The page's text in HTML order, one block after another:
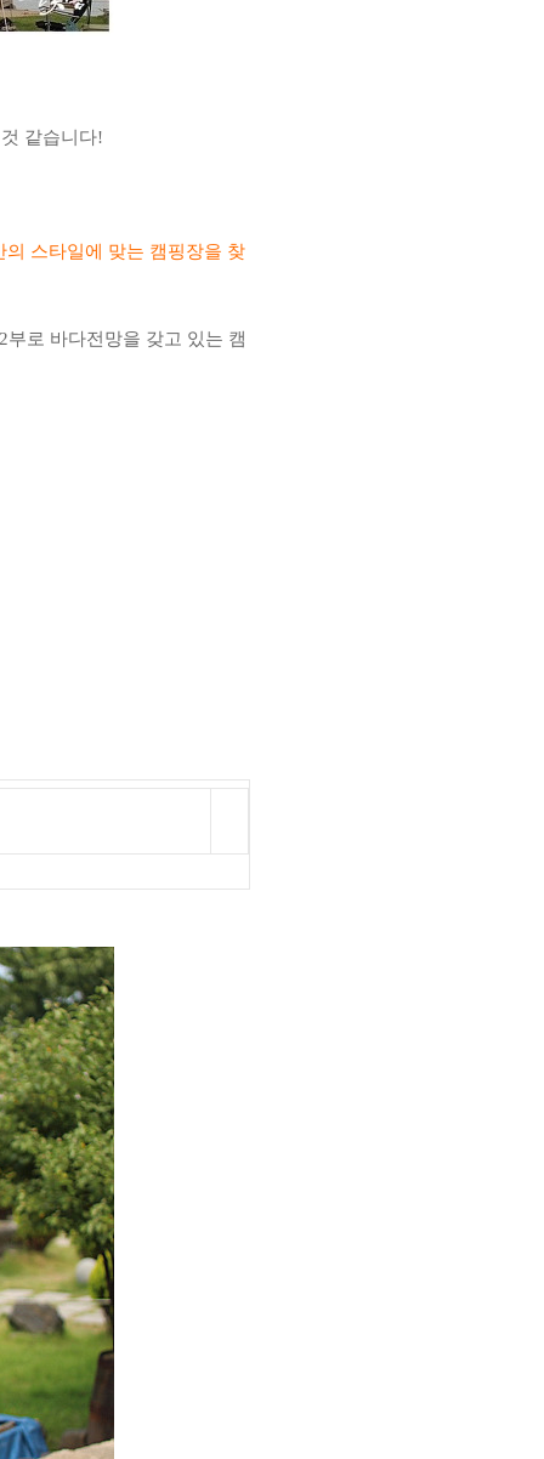
같습니다!
의 스타일에 맞는 캠핑장을 찾
로 바다전망을 갖고 있는 캠